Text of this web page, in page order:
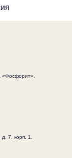
«Фосфорит».
7, корп. 1.